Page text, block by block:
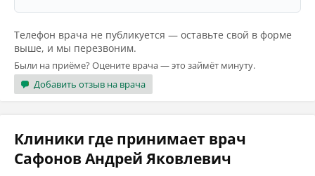
Телефон врача не публикуется — оставьте свой в форме
выше, и мы перезвоним.
Были на приёме? Оцените врача — это займёт минуту.
Добавить отзыв на врача
Клиники где принимает врач
Сафонов Андрей Яковлевич